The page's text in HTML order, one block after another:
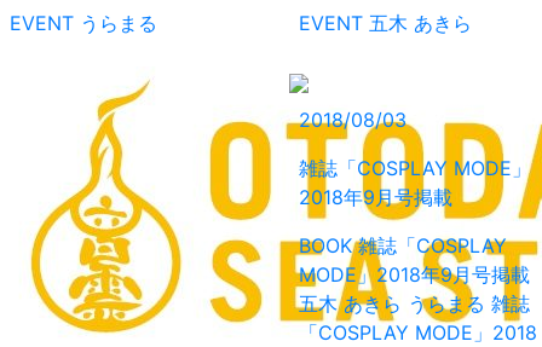
EVENT うらまる
EVENT 五木 あきら
2018/08/03
雑誌「COSPLAY MODE」
2018年9月号掲載
BOOK 雑誌「COSPLAY
MODE」2018年9月号掲載
五木 あきら うらまる 雑誌
「COSPLAY MODE」2018